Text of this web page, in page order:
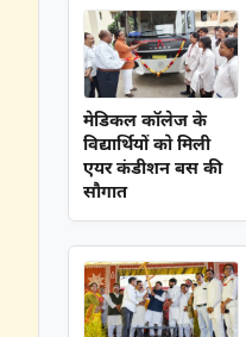
मेडिकल कॉलेज के
विद्यार्थियों को मिली
एयर कंडीशन बस की
सौगात